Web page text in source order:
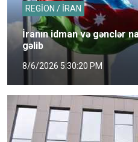
REGİON / İRAN
İranın idman və gənclər
gəlib
8/6/2026 5:30:20 PM